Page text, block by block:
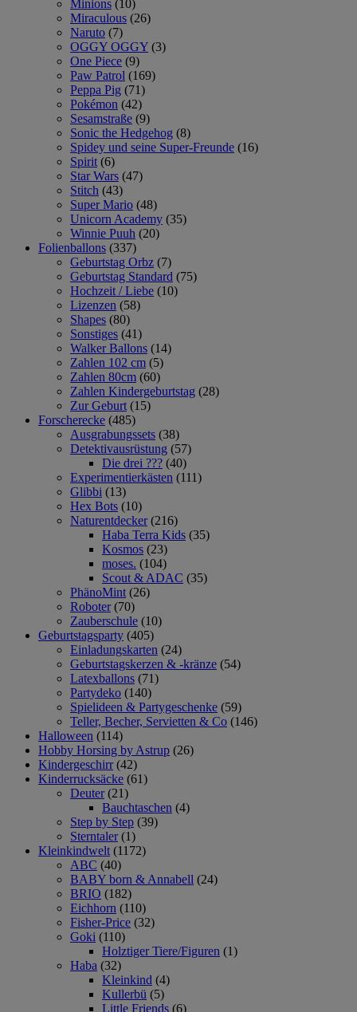
Minions (10)
Miraculous (26)
Naruto (7)
OGGY OGGY (3)
One Piece (9)
Paw Patrol (169)
Peppa Pig (71)
Pokémon (42)
Sesamstraße (9)
Sonic the Hedgehog (8)
Spidey und seine Super-Freunde (16)
Spirit (6)
Star Wars (47)
Stitch (43)
Super Mario (48)
Unicorn Academy (35)
Winnie Puuh (20)
Folienballons (337)
Geburtstag Orbz (7)
Geburtstag Standard (75)
Hochzeit / Liebe (10)
Lizenzen (58)
Shapes (80)
Sonstiges (41)
Walker Ballons (14)
Zahlen 102 cm (5)
Zahlen 80cm (60)
Zahlen Kindergeburtstag (28)
Zur Geburt (15)
Forscherecke (485)
Ausgrabungssets (38)
Detektivausrüstung (57)
Die drei ??? (40)
Experimentierkästen (111)
Glibbi (13)
Hex Bots (10)
Naturentdecker (216)
Haba Terra Kids (35)
Kosmos (23)
moses. (104)
Scout & ADAC (35)
PhänoMint (26)
Roboter (70)
Zauberschule (10)
Geburtstagsparty (405)
Einladungskarten (24)
Geburtstagskerzen & -kränze (54)
Latexballons (71)
Partydeko (140)
Spielideen & Partygeschenke (59)
Teller, Becher, Servietten & Co (146)
Halloween (114)
Hobby Horsing by Astrup (26)
Kindergeschirr (42)
Kinderrucksäcke (61)
Deuter (21)
Bauchtaschen (4)
Step by Step (39)
Sterntaler (1)
Kleinkindwelt (1172)
ABC (40)
BABY born & Annabell (24)
BRIO (182)
Eichhorn (110)
Fisher-Price (32)
Goki (110)
Holztiger Tiere/Figuren (1)
Haba (32)
Kleinkind (4)
Kullerbü (5)
Little Friends (6)